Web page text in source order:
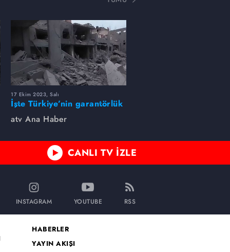
17 Ekim 2023, Salı
İşte Türkiye’nin garantörlük
formülü
atv Ana Haber
CANLI TV İZLE
INSTAGRAM YOUTUBE RSS
HABERLER
YAYIN AKIŞI